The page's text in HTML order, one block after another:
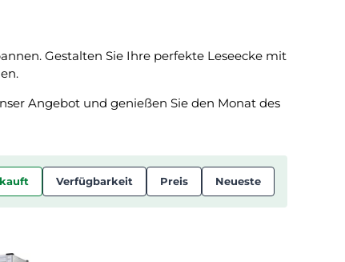
Gestalten Sie Ihre perfekte Leseecke mit
Angebot und genießen Sie den Monat des
Verfügbarkeit Preis Neueste